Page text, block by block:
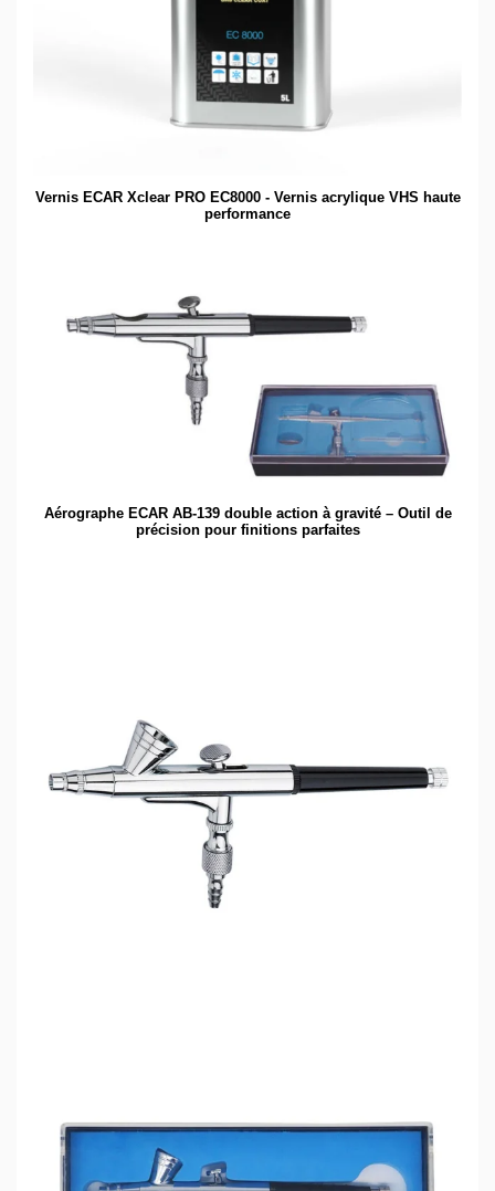
Vernis ECAR Xclear PRO EC8000 - Vernis acrylique VHS haute
performance
Aérographe ECAR AB-139 double action à gravité – Outil de
précision pour finitions parfaites